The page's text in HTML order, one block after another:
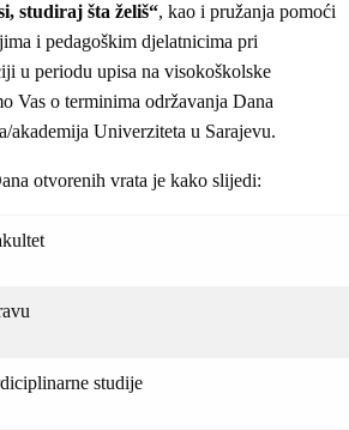
studiraj šta želiš“, kao i pružanja pomoći
i pedagoškim djelatnicima pri
u periodu upisa na visokoškolske
Vas o terminima održavanja Dana
akademija Univerziteta u Sarajevu.
otvorenih vrata je kako slijedi:
studije